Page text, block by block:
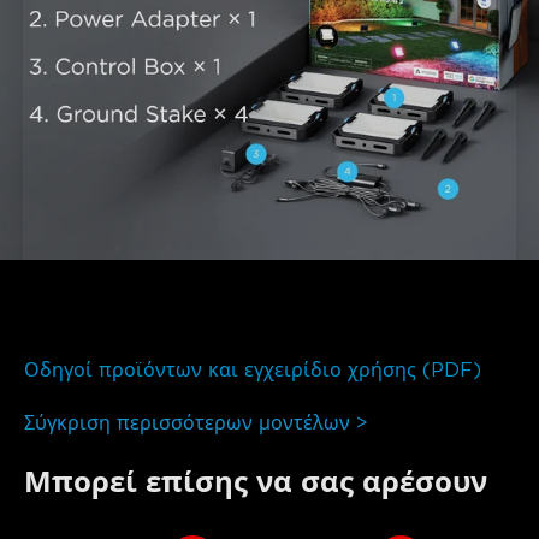
Οδηγοί προϊόντων και εγχειρίδιο χρήσης (PDF)
Σύγκριση περισσότερων μοντέλων >
Μπορεί επίσης να σας αρέσουν
close